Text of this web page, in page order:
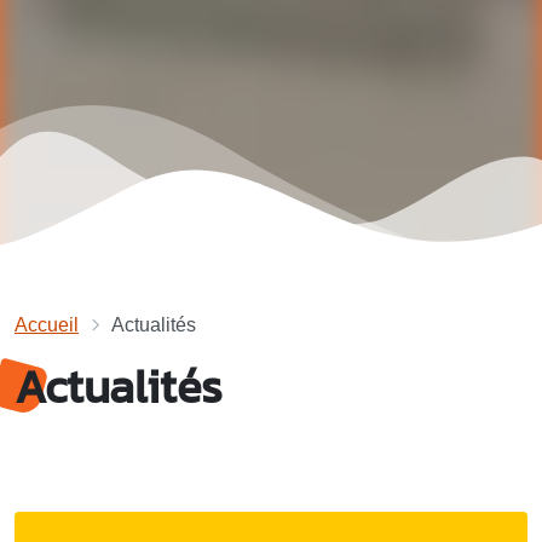
Accueil Actualités
Actualités